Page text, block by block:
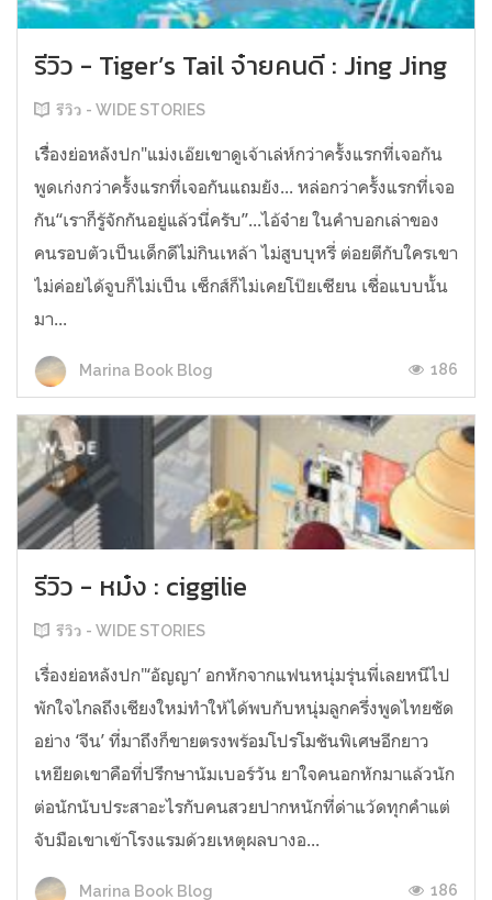
รีวิว - Tiger’s Tail จ๋ายคนดี : Jing Jing
รีวิว - WIDE STORIES
เรืื่องย่อหลังปก"แม่งเอ๊ยเขาดูเจ้าเล่ห์กว่าครั้งแรกที่เจอกัน
พูดเก่งกว่าครั้งแรกที่เจอกันแถมยัง... หล่อกว่าครั้งแรกที่เจอ
กัน“เราก็รู้จักกันอยู่แล้วนี่ครับ”...ไอ้จ๋าย ในคำบอกเล่าของ
คนรอบตัวเป็นเด็กดีไม่กินเหล้า ไม่สูบบุหรี่ ต่อยตีกับใครเขา
ไม่ค่อยได้จูบก็ไม่เป็น เซ็กส์ก็ไม่เคยโป๊ยเซียน เชื่อแบบนั้น
มา...
Marina Book Blog 186
รีวิว - หม๋ง : ciggilie
รีวิว - WIDE STORIES
เรื่องย่อหลังปก"‘อัญญา’ อกหักจากแฟนหนุ่มรุ่นพี่เลยหนีไป
พักใจไกลถึงเชียงใหม่ทำให้ได้พบกับหนุ่มลูกครึ่งพูดไทยชัด
อย่าง ‘จีน’ ที่มาถึงก็ขายตรงพร้อมโปรโมชันพิเศษอีกยาว
เหยียดเขาคือที่ปรึกษานัมเบอร์วัน ยาใจคนอกหักมาแล้วนัก
ต่อนักนับประสาอะไรกับคนสวยปากหนักที่ด่าแว้ดทุกคำแต่
จับมือเขาเข้าโรงแรมด้วยเหตุผลบางอ...
Marina Book Blog 186